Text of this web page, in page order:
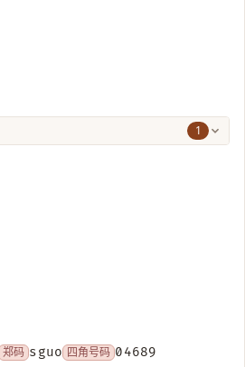
1
郑码 sguo 四角号码 04689